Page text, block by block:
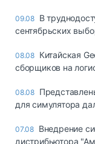
09.08 В
сентябрьских
08.08 Китайская
сборщиков на
08.08
для симулятора
07.08 Внедрение
дистрибьютора